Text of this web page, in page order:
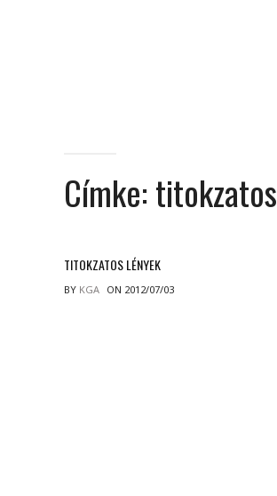
Címke:titokzatos
TITOKZATOS LÉNYEK
BY KGA ON 2012/07/03